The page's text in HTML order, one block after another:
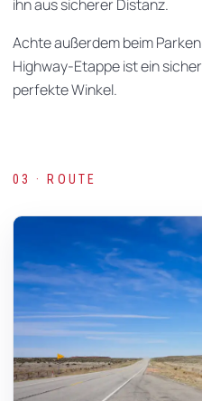
ihn aus sicherer Distanz.
Achte außerdem beim
Highway-Etappe ist ein
perfekte Winkel.
03 · ROUTE